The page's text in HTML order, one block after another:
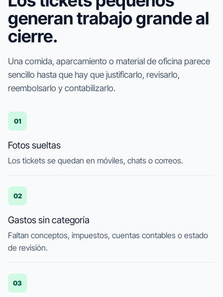
generan trabajo grande al
cierre.
Una comida, aparcamiento o material de oficina parece
sencillo hasta que hay que justificarlo, revisarlo,
reembolsarlo y contabilizarlo.
01
Fotos sueltas
Los tickets se quedan en móviles, chats o correos.
02
Gastos sin categoría
Faltan conceptos, impuestos, cuentas contables o estado
de revisión.
03